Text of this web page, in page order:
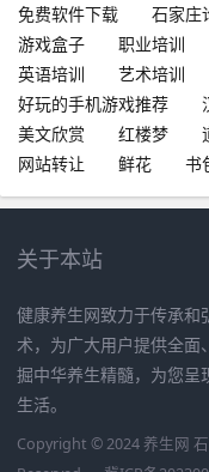
免费软件下载
石家庄
游戏盒子
职业培训
英语培训
艺术培训
好玩的手机游戏推荐
美文欣赏
红楼梦
网站转让
鲜花 书
关于本站
健康养生网致力于传承和
术，为广大用户提供全
掘中华养生精髓，为您呈
生活。
Copyright © 2024 养生网